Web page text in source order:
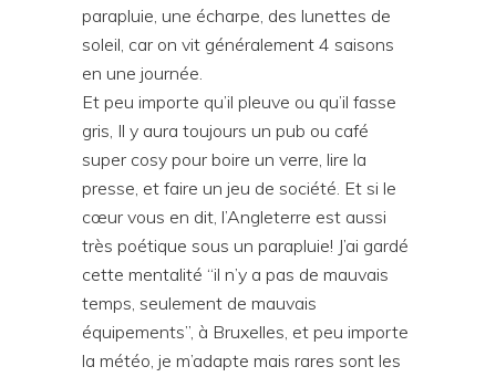
parapluie, une écharpe, des lunettes de
soleil, car on vit généralement 4 saisons
en une journée.
Et peu importe qu’il pleuve ou qu’il fasse
gris, Il y aura toujours un pub ou café
super cosy pour boire un verre, lire la
presse, et faire un jeu de société. Et si le
cœur vous en dit, l’Angleterre est aussi
très poétique sous un parapluie! J’ai gardé
cette mentalité “il n’y a pas de mauvais
temps, seulement de mauvais
équipements”, à Bruxelles, et peu importe
la météo, je m’adapte mais rares sont les